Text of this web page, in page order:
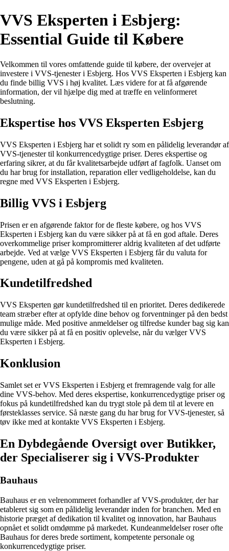
VVS Eksperten i Esbjerg:
Essential Guide til Købere
Velkommen til vores omfattende guide til købere, der overvejer at
investere i VVS-tjenester i Esbjerg. Hos VVS Eksperten i Esbjerg kan
du finde billig VVS i høj kvalitet. Læs videre for at få afgørende
information, der vil hjælpe dig med at træffe en velinformeret
beslutning.
Ekspertise hos VVS Eksperten Esbjerg
VVS Eksperten i Esbjerg har et solidt ry som en pålidelig leverandør af
VVS-tjenester til konkurrencedygtige priser. Deres ekspertise og
erfaring sikrer, at du får kvalitetsarbejde udført af fagfolk. Uanset om
du har brug for installation, reparation eller vedligeholdelse, kan du
regne med VVS Eksperten i Esbjerg.
Billig VVS i Esbjerg
Prisen er en afgørende faktor for de fleste købere, og hos VVS
Eksperten i Esbjerg kan du være sikker på at få en god aftale. Deres
overkommelige priser kompromitterer aldrig kvaliteten af det udførte
arbejde. Ved at vælge VVS Eksperten i Esbjerg får du valuta for
pengene, uden at gå på kompromis med kvaliteten.
Kundetilfredshed
VVS Eksperten gør kundetilfredshed til en prioritet. Deres dedikerede
team stræber efter at opfylde dine behov og forventninger på den bedst
mulige måde. Med positive anmeldelser og tilfredse kunder bag sig kan
du være sikker på at få en positiv oplevelse, når du vælger VVS
Eksperten i Esbjerg.
Konklusion
Samlet set er VVS Eksperten i Esbjerg et fremragende valg for alle
dine VVS-behov. Med deres ekspertise, konkurrencedygtige priser og
fokus på kundetilfredshed kan du trygt stole på dem til at levere en
førsteklasses service. Så næste gang du har brug for VVS-tjenester, så
tøv ikke med at kontakte VVS Eksperten i Esbjerg.
En Dybdegående Oversigt over Butikker,
der Specialiserer sig i VVS-Produkter
Bauhaus
Bauhaus er en velrenommeret forhandler af VVS-produkter, der har
etableret sig som en pålidelig leverandør inden for branchen. Med en
historie præget af dedikation til kvalitet og innovation, har Bauhaus
opnået et solidt omdømme på markedet. Kundeanmeldelser roser ofte
Bauhaus for deres brede sortiment, kompetente personale og
konkurrencedygtige priser.